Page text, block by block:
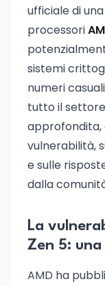
ufficiale di
processori
sistemi
numeri
tutto il
approfondita,
vulnerabilità,
e sulle
dalla
La
Zen 5:
AMD ha